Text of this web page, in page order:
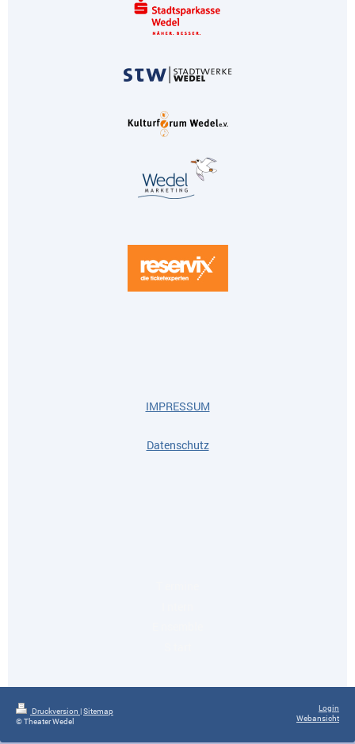
IMPRESSUM
Datenschutz
Druckversion |Sitemap
© Theater Wedel
Login
Webansicht